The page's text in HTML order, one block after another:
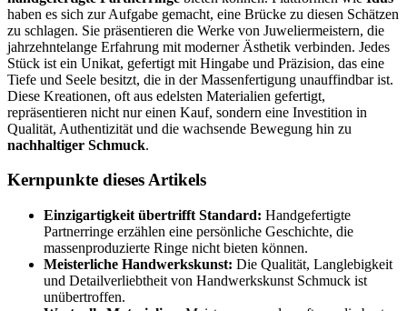
haben es sich zur Aufgabe gemacht, eine Brücke zu diesen Schätzen
zu schlagen. Sie präsentieren die Werke von Juweliermeistern, die
jahrzehntelange Erfahrung mit moderner Ästhetik verbinden. Jedes
Stück ist ein Unikat, gefertigt mit Hingabe und Präzision, das eine
Tiefe und Seele besitzt, die in der Massenfertigung unauffindbar ist.
Diese Kreationen, oft aus edelsten Materialien gefertigt,
repräsentieren nicht nur einen Kauf, sondern eine Investition in
Qualität, Authentizität und die wachsende Bewegung hin zu
nachhaltiger Schmuck.
Kernpunkte dieses Artikels
Einzigartigkeit übertrifft Standard: Handgefertigte
Partnerringe erzählen eine persönliche Geschichte, die
massenproduzierte Ringe nicht bieten können.
Meisterliche Handwerkskunst: Die Qualität, Langlebigkeit
und Detailverliebtheit von Handwerkskunst Schmuck ist
unübertroffen.